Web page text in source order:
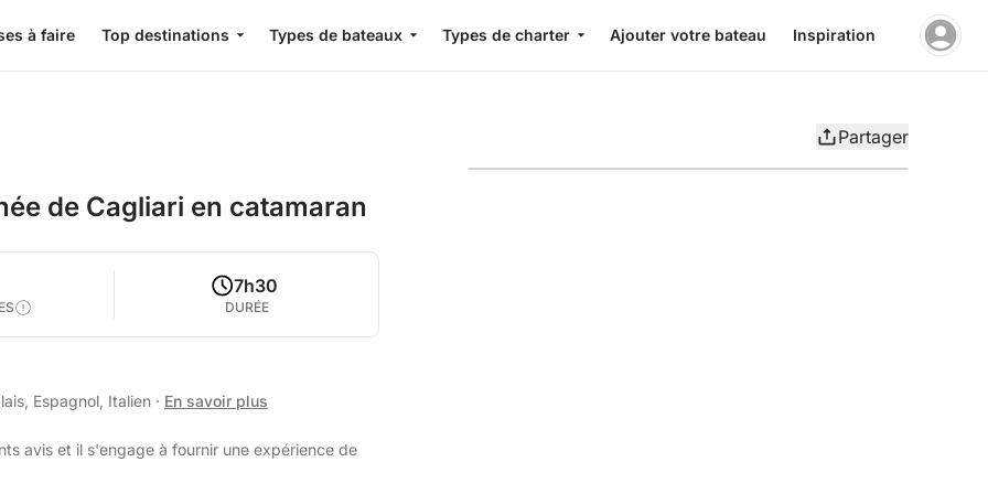
à faire Top destinations Types de bateaux Types de charter Ajouter votre bateau Inspiration
Partager
de Cagliari en catamaran
7h30
DURÉE
Espagnol, Italien · En savoir plus
avis et il s'engage à fournir une expérience de